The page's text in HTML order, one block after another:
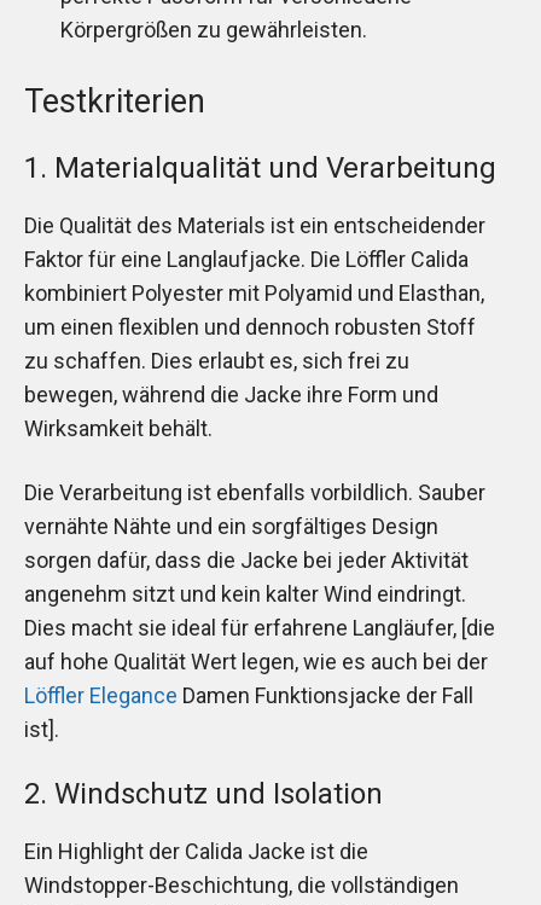
Körpergrößen zu gewährleisten.
Testkriterien
1. Materialqualität und Verarbeitung
Die Qualität des Materials ist ein entscheidender
Faktor für eine Langlaufjacke. Die Löffler Calida
kombiniert Polyester mit Polyamid und Elasthan,
um einen flexiblen und dennoch robusten Stoff
zu schaffen. Dies erlaubt es, sich frei zu
bewegen, während die Jacke ihre Form und
Wirksamkeit behält.
Die Verarbeitung ist ebenfalls vorbildlich. Sauber
vernähte Nähte und ein sorgfältiges Design
sorgen dafür, dass die Jacke bei jeder Aktivität
angenehm sitzt und kein kalter Wind eindringt.
Dies macht sie ideal für erfahrene Langläufer, [die
auf hohe Qualität Wert legen, wie es auch bei der
Löffler Elegance Damen Funktionsjacke der Fall
ist].
2. Windschutz und Isolation
Ein Highlight der Calida Jacke ist die
Windstopper-Beschichtung, die vollständigen